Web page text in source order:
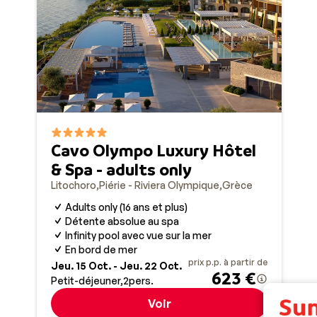
Un climat ensoleillé et une nature spectaculaire
Le climat de Litochoro est ensoleillé et doux, avec
mai à octobre, les températures oscillent entre 25
plein air. La nature environnante est
sauvages et des cascades de la vallée d’Enipeas,
les hauteurs. Des sites incontournables comme le
rendent votre séjour encore plus captivant.
Cavo Olympo Luxury Hôtel
& Spa - adults only
Litochoro Piérie - Riviera Olympique Grèce
Adults only (16 ans et plus)
Détente absolue au spa
Infinity pool avec vue sur la mer
En bord de mer
Jeu. 15 Oct. - Jeu. 22 Oct.
Petit-déjeuner 2pers.
prix p.p. à partir de
623 €
Voir